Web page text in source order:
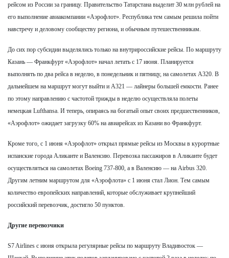
рейсом из России за границу. Правительство Татарстана выделит 30 млн рублей на
его выполнение авиакомпании «Аэрофлот». Республика тем самым решила пойти
навстречу и деловому сообществу региона, и обычным путешественникам.
До сих пор субсидии выделялись только на внутрироссийские рейсы. По маршруту
Казань — Франкфурт «Аэрофлот» начал летать с 17 июня. Планируется
выполнять по два рейса в неделю, в понедельник и пятницу, на самолетах A320. В
дальнейшем на маршрут могут выйти и A321 — лайнеры большей емкости. Ранее
по этому направлению с частотой трижды в неделю осуществляла полеты
немецкая Lufthansa. И теперь, опираясь на богатый опыт своих предшественников,
«Аэрофлот» ожидает загрузку 60% на авиарейсах из Казани во Франкфурт.
Кроме того, с 1 июня «Аэрофлот» открыл прямые рейсы из Москвы в курортные
испанские города Аликанте и Валенсию. Перевозка пассажиров в Аликанте будет
осуществляться на самолетах Boeing 737-800, а в Валенсию — на Airbus 320.
Другим летним маршрутом для «Аэрофлота» с 1 июня стал Лион. Тем самым
количество европейских направлений, которые обслуживает крупнейший
российский перевозчик, достигло 50 пунктов.
Другие перевозчики
S7 Airlines с июня открыла регулярные рейсы по маршруту Владивосток —